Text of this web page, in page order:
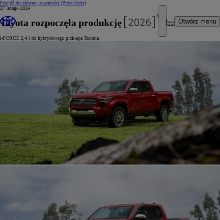
Przejdź do głównej zawartości (Press Enter)
Otwórz menu
27 lutego 2024
Toyota rozpoczęła produkcję nowego silnika
i-FORCE 2,4 l do hybrydowego pick-upa Tacoma